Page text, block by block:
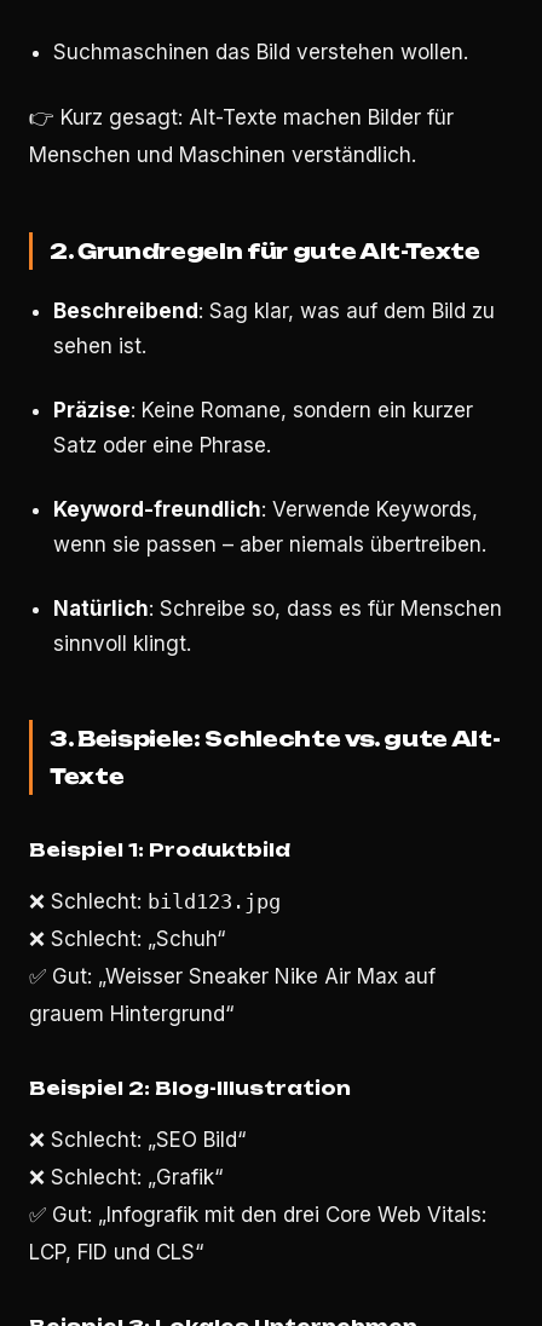
Suchmaschinen das Bild verstehen wollen.
👉 Kurz gesagt: Alt-Texte machen Bilder für
Menschen und Maschinen verständlich.
2. Grundregeln für gute Alt-Texte
Beschreibend : Sag klar, was auf dem Bild zu
sehen ist.
Präzise: Keine Romane, sondern ein kurzer
Satz oder eine Phrase.
Keyword-freundlich: Verwende Keywords,
wenn sie passen – aber niemals übertreiben.
Natürlich: Schreibe so, dass es für Menschen
sinnvoll klingt.
3. Beispiele: Schlechte vs. gute Alt-
Texte
Beispiel 1: Produktbild
❌ Schlecht: bild123.jpg
❌ Schlecht: „Schuh“
✅ Gut: „Weisser Sneaker Nike Air Max auf
grauem Hintergrund“
Beispiel 2: Blog-Illustration
❌ Schlecht: „SEO Bild“
❌ Schlecht: „Grafik“
✅ Gut: „Infografik mit den drei Core Web Vitals:
LCP, FID und CLS“